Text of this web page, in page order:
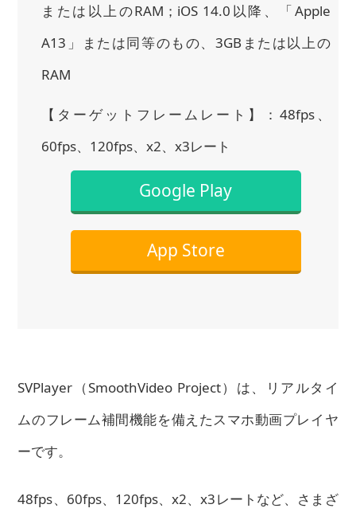
または以上のRAM；iOS 14.0以降、「Apple
A13」または同等のもの、3GBまたは以上の
RAM
【ターゲットフレームレート】：48fps、
60fps、120fps、x2、x3レート
Google Play
App Store
SVPlayer（SmoothVideo Project）は、リアルタイ
ムのフレーム補間機能を備えたスマホ動画プレイヤ
ーです。
48fps、60fps、120fps、x2、x3レートなど、さまざ